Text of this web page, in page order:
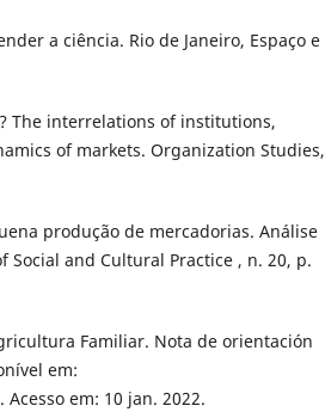
a ciência. Rio de Janeiro, Espaço e
The interrelations of institutions,
of markets. Organization Studies,
produção de mercadorias. Análise
Social and Cultural Practice , n. 20, p.
Familiar. Nota de orientación
em:
. Acesso em: 10 jan. 2022.